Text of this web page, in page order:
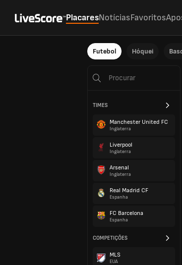
PlacaresNotíciasFavoritos
Futebol Hóquei
TIMES
Manchester United FC
Inglaterra
Liverpool
Inglaterra
Arsenal
Inglaterra
Real Madrid CF
Espanha
FC Barcelona
Espanha
COMPETIÇÕES
MLS
EUA